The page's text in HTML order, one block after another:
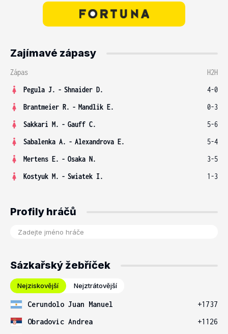
Zajímavé zápasy
Zápas
H2H
Pegula J. - Shnaider D.
4-0
Brantmeier R. - Mandlik E.
0-3
Sakkari M. - Gauff C.
5-6
Sabalenka A. - Alexandrova E.
5-4
Mertens E. - Osaka N.
3-5
Kostyuk M. - Swiatek I. 1-3
Profily hráčů
Sázkařský žebříček
Nejziskovější Nejztrátovější
Cerundolo Juan Manuel
+1737
Obradovic Andrea
+1126